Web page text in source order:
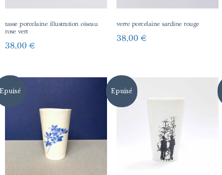
tasse porcelaine illustration oiseau
rose vert
38,00 €
verre porcelaine sardine rouge
38,00 €
Epuisé Epuisé